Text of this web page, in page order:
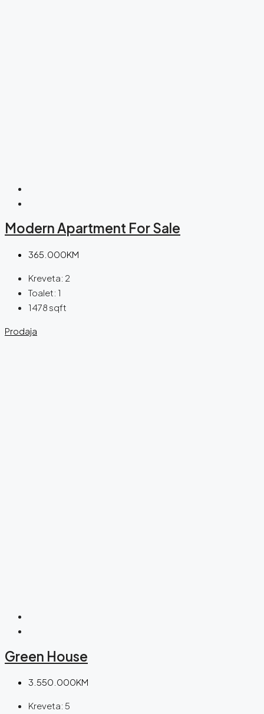
Modern Apartment For Sale
365.000KM
Kreveta: 2
Toalet: 1
1478 sqft
Prodaja
Green House
3.550.000KM
Kreveta: 5